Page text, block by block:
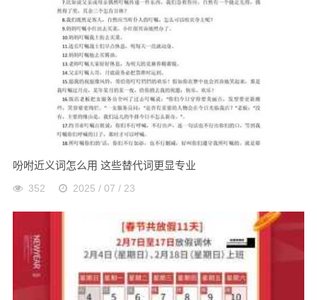
吩咐近义词怎么用 这些替代词更显专业
352 2025 / 07 / 23